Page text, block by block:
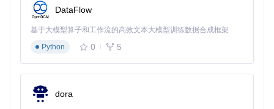
在APK Installer主界面点击"选择APK文件"
浏览并选择电脑上的APK文件
选择已配对的Android设备
点击"安装"按钮，等待传输完成
当你需要同时传输多个应用时：
在主界面选择"批量安装"功能
DataFlow
基于大模型算子和工作流的高效文本大模型训练数据合成框架
Python
0 5
dora